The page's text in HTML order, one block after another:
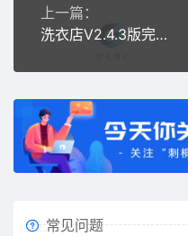
上一篇：
洗衣店V2.4.3版完整安装更新包
常见问题